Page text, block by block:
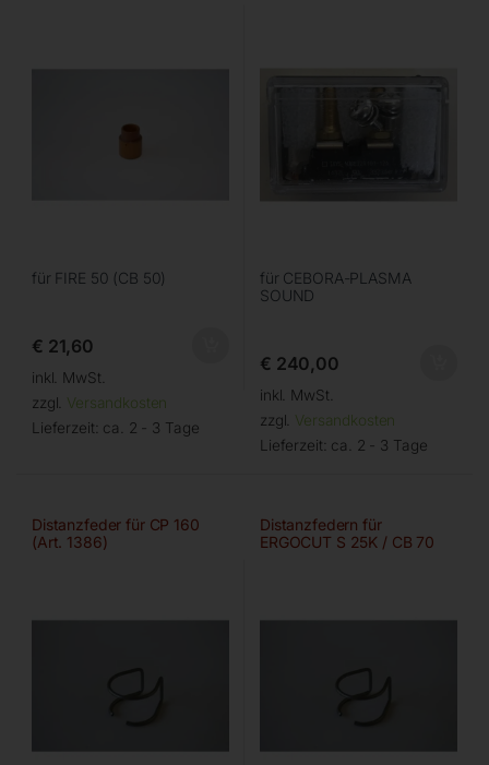
für FIRE 50 (CB 50)
€ 21,60
inkl. MwSt.
zzgl. Versandkosten
Lieferzeit: ca. 2 - 3 Tage
für CEBORA-PLASMA
SOUND
€ 240,00
inkl. MwSt.
zzgl. Versandkosten
Lieferzeit: ca. 2 - 3 Tage
Distanzfeder für CP 160
(Art. 1386)
Distanzfedern für
ERGOCUT S 25K / CB 70